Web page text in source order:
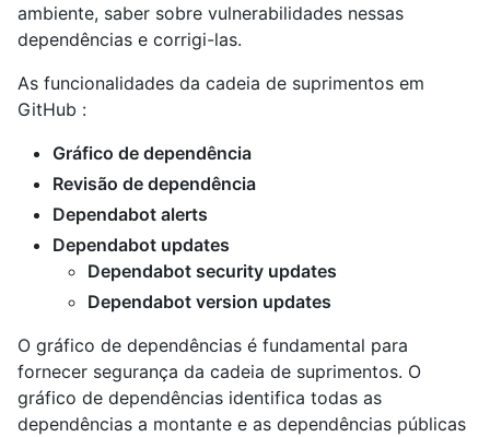
ambiente, saber sobre vulnerabilidades nessas
dependências e corrigi-las.
As funcionalidades da cadeia de suprimentos em
GitHub :
Gráfico de dependência
Revisão de dependência
Dependabot alerts
Dependabot updates
Dependabot security updates
Dependabot version updates
O gráfico de dependências é fundamental para
fornecer segurança da cadeia de suprimentos. O
gráfico de dependências identifica todas as
dependências a montante e as dependências públicas